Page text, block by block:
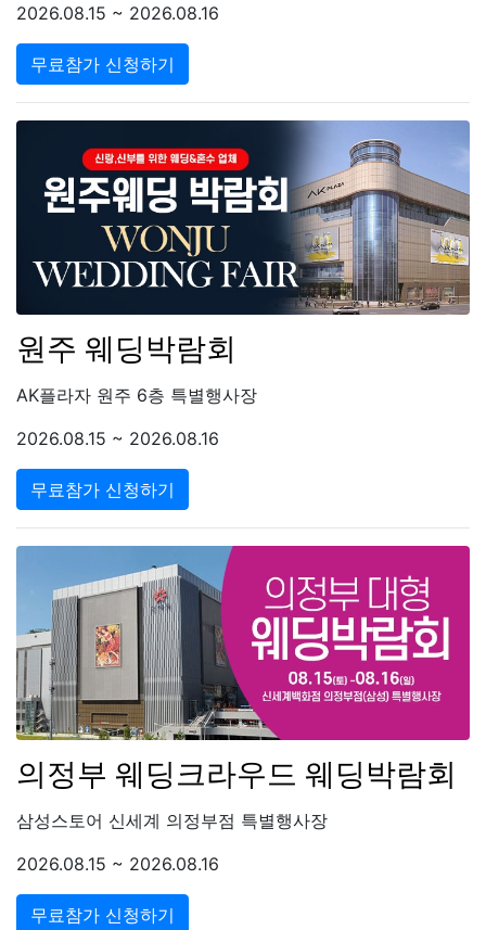
2026.08.15 ~ 2026.08.16
무료참가 신청하기
원주 웨딩박람회
AK플라자 원주 6층 특별행사장
2026.08.15 ~ 2026.08.16
무료참가 신청하기
의정부 웨딩크라우드 웨딩박람회
삼성스토어 신세계 의정부점 특별행사장
2026.08.15 ~ 2026.08.16
무료참가 신청하기